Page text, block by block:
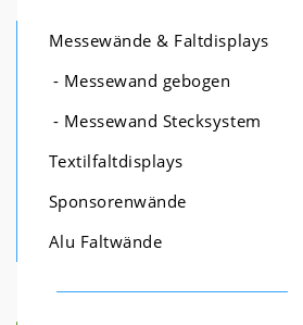
Messewände & Faltdisplays
- Messewand gebogen
- Messewand Stecksystem
Textilfaltdisplays
Sponsorenwände
Alu Faltwände